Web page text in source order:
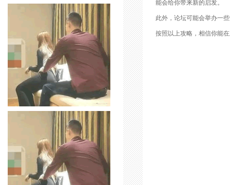
能会给你带来新的启发。
此外，论坛可能会举办一
按照以上攻略，相信你能